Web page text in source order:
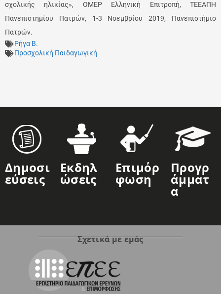
σχολικής ηλικίας», ΟΜΕΡ Ελληνική Επιτροπή, ΤΕΕΑΠΗ
Πανεπιστημίου Πατρών, 1-3 Νοεμβρίου 2019, Πανεπιστήμιο
Πατρών.
Ρήγα Β.
Προσχολική Παιδαγωγική
Δημοσι
Εύσεις
Εκδηλ
Ώσεις
Επιμόρ
Φωση
Προγρ
Άμματ
Α
Σχετικά με εμάς